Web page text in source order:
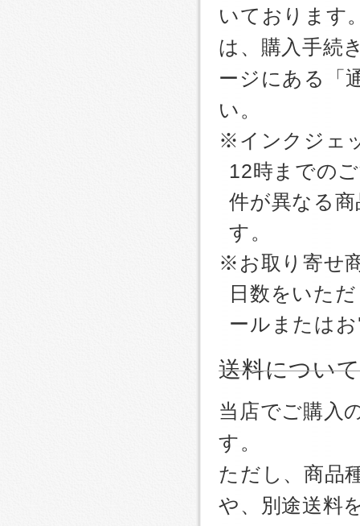
いております
は、購入手続
ージにある「
い。
※インクジェ
12時までの
件が異なる
す。
※お取り寄せ
日数をいた
ールまたは
送料について
当店でご購入
す。
ただし、商品
や、別途送料